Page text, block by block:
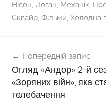
Нісон, Лоґан, Механік,
Сквайр, Фільми, Холодна
записів
Попередній запис
Огляд «Андор» 2-й
«Зоряних війн», яка
телебачення